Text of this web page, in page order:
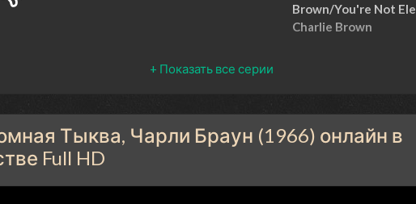
Brown/You're Not
Charlie Brown
Тыква, Чарли Браун (1966) онлайн в
Full HD